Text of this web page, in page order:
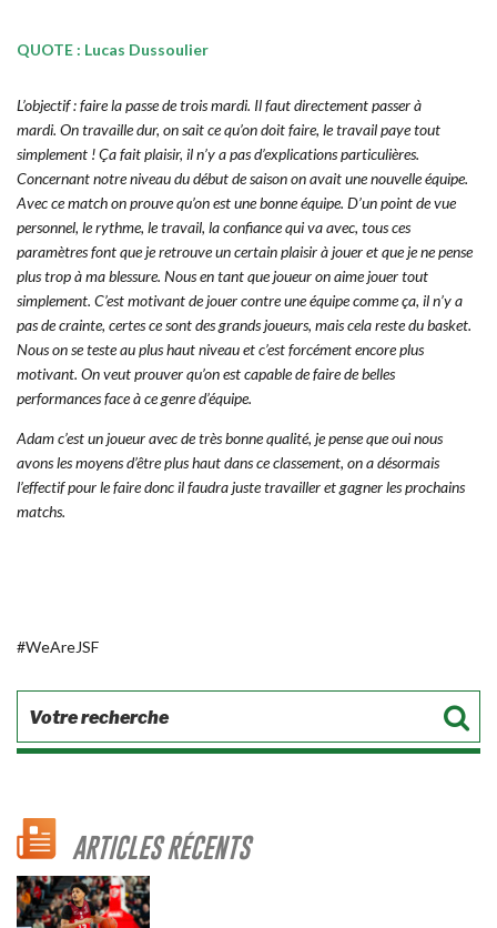
QUOTE : Lucas Dussoulier
L’objectif : faire la passe de trois mardi. Il faut directement passer à
mardi. On travaille dur, on sait ce qu’on doit faire, le travail paye tout
simplement ! Ça fait plaisir, il n’y a pas d’explications particulières.
Concernant notre niveau du début de saison on avait une nouvelle équipe.
Avec ce match on prouve qu’on est une bonne équipe. D’un point de vue
personnel, le rythme, le travail, la confiance qui va avec, tous ces
paramètres font que je retrouve un certain plaisir à jouer et que je ne pense
plus trop à ma blessure. Nous en tant que joueur on aime jouer tout
simplement. C’est motivant de jouer contre une équipe comme ça, il n’y a
pas de crainte, certes ce sont des grands joueurs, mais cela reste du basket.
Nous on se teste au plus haut niveau et c’est forcément encore plus
motivant. On veut prouver qu’on est capable de faire de belles
performances face à ce genre d’équipe.
Adam c’est un joueur avec de très bonne qualité, je pense que oui nous
avons les moyens d’être plus haut dans ce classement, on a désormais
l’effectif pour le faire donc il faudra juste travailler et gagner les prochains
matchs.
#WeAreJSF
ARTICLES RÉCENTS